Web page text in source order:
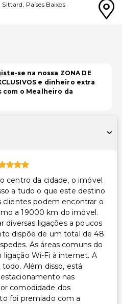
Sittard, Países Baixos
se na nossa ZONA DE
e dinheiro extra
com o Mealheiro da
centro da cidade, o imóvel
a tudo o que este destino
clientes podem encontrar o
a 19000 km do imóvel.
diversas ligações a poucos
dispõe de um total de 48
As áreas comuns do
Wi-Fi à internet. A
Além disso, está
nas
comodidade dos
foi premiado com a